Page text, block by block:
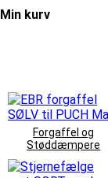
Min kurv
Forgaffel og
Støddæmpere